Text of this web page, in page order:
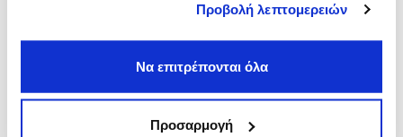
Προβολή λεπτομερειών
Να επιτρέπονται όλα
Προσαρμογή